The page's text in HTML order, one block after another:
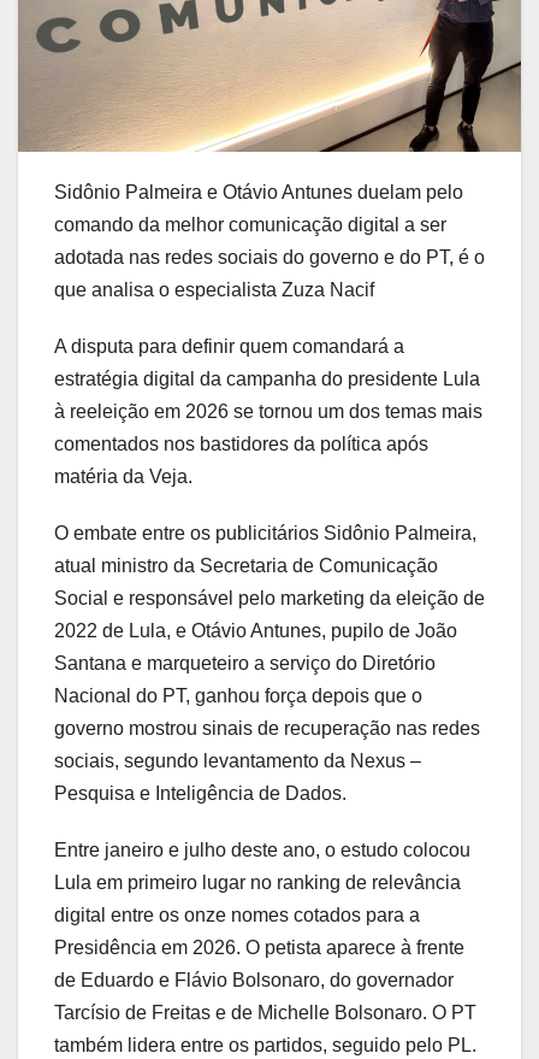
Sidônio Palmeira e Otávio Antunes duelam pelo
comando da melhor comunicação digital a ser
adotada nas redes sociais do governo e do PT, é o
que analisa o especialista Zuza Nacif
A disputa para definir quem comandará a
estratégia digital da campanha do presidente Lula
à reeleição em 2026 se tornou um dos temas mais
comentados nos bastidores da política após
matéria da Veja.
O embate entre os publicitários Sidônio Palmeira,
atual ministro da Secretaria de Comunicação
Social e responsável pelo marketing da eleição de
2022 de Lula, e Otávio Antunes, pupilo de João
Santana e marqueteiro a serviço do Diretório
Nacional do PT, ganhou força depois que o
governo mostrou sinais de recuperação nas redes
sociais, segundo levantamento da Nexus –
Pesquisa e Inteligência de Dados.
Entre janeiro e julho deste ano, o estudo colocou
Lula em primeiro lugar no ranking de relevância
digital entre os onze nomes cotados para a
Presidência em 2026. O petista aparece à frente
de Eduardo e Flávio Bolsonaro, do governador
Tarcísio de Freitas e de Michelle Bolsonaro. O PT
também lidera entre os partidos, seguido pelo PL.